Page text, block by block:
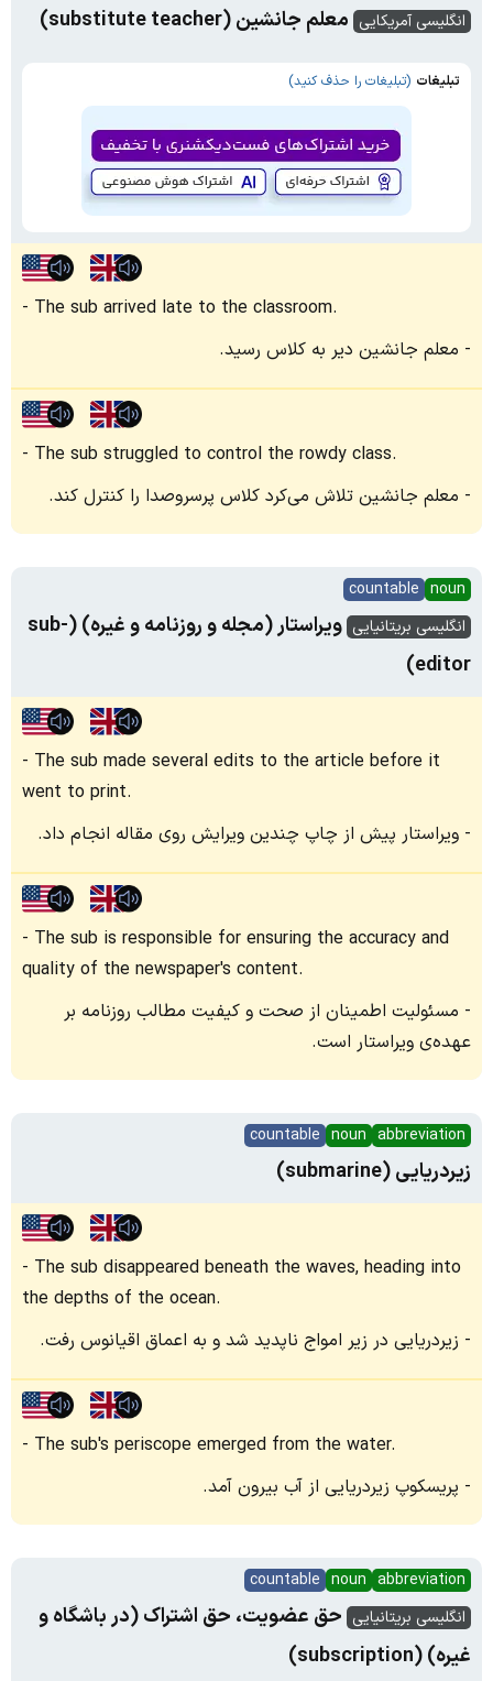
انگلیسی آمریکایی معلم جانشین (substitute teacher)
تبلیغات (تبلیغات را حذف کنید)
The sub arrived late to the classroom.
معلم جانشین دیر به کلاس رسید.
The sub struggled to control the rowdy class.
معلم جانشین تلاش می‌کرد کلاس پرسروصدا را کنترل کند.
noun
countable
انگلیسی بریتانیایی
ویراستار (مجله و روزنامه و غیره) (sub-
editor)
The sub made several edits to the article before it
went to print.
ویراستار پیش از چاپ چندین ویرایش روی مقاله انجام داد.
The sub is responsible for ensuring the accuracy and
quality of the newspaper's content.
مسئولیت اطمینان از صحت و کیفیت مطالب روزنامه بر
عهده‌ی ویراستار است.
abbreviation
noun
countable
زیردریایی (submarine)
The sub disappeared beneath the waves, heading into
the depths of the ocean.
زیردریایی در زیر امواج ناپدید شد و به اعماق اقیانوس رفت.
The sub's periscope emerged from the water.
پریسکوپ زیردریایی از آب بیرون آمد.
abbreviation
noun
countable
انگلیسی بریتانیایی حق عضویت، حق اشتراک (در باشگاه و
غیره) (subscription)